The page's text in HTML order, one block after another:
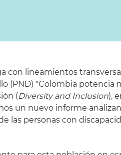
con lineamientos
(PND) "Colombia potencia
(Diversity and Inclusion),
un nuevo informe
las personas con